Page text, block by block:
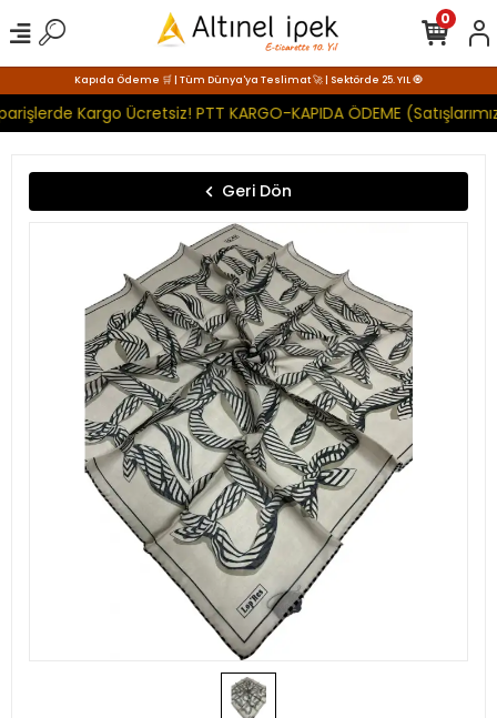
Kapıda Ödeme 🛒 | Tüm Dünya'ya Teslimat 🚀 | Sektörde 25. YIL 🧿
Kargo Ücretsiz! PTT KARGO-KAPIDA ÖDEME
0
Geri Dön